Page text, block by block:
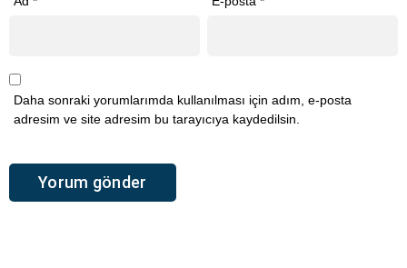
Daha sonraki yorumlarımda kullanılması için adım, e-posta
adresim ve site adresim bu tarayıcıya kaydedilsin.